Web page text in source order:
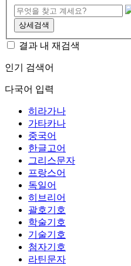
상세검색
결과 내 재검색
인기 검색어
다국어 입력
히라가나
가타카나
중국어
한글고어
그리스문자
프랑스어
독일어
히브리어
괄호기호
학술기호
기술기호
첨자기호
라틴문자